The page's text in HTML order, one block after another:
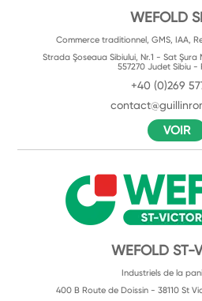
WEFOLD
Commerce traditionnel, GMS, IAA,
Strada Şoseaua Sibiului, Nr.1 - Sat
557270 Judet Sibiu -
+40 (0)269
VOIR
WEFOLD ST-
Industriels de la
400 B Route de Doissin - 38110 St